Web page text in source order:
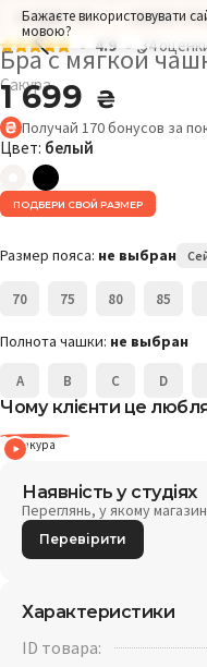
Бажаєте використовувати
мовою?
РАЗМЕР: 75C ОБХВАТ
4.9 34
Бра с мягкой
Сакура
1 699 ₴
Получай 170бонусов за
Цвет: белый
ПОДБЕРИ СВОЙ РАЗМЕР
Размер пояса: не выбран
70 75 80 85
Полнота чашки: не выбран
A B C D
Чому клієнти це
Сакура
Наявність у студіях
Переглянь, у якому
Перевірити
Характеристики
ID товара: